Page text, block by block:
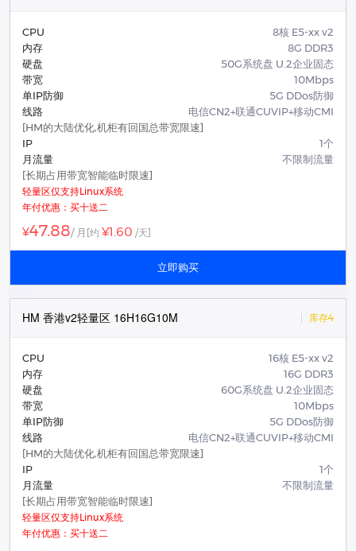
CPU
8核 E5-xx v2
内存
8G DDR3
硬盘
50G系统盘 U.2企业固态
带宽
10Mbps
单IP防御
5G DDos防御
线路
电信CN2+联通CUVIP+移动CMI
[HM的大陆优化,机柜有回国总带宽限速]
IP
1个
月流量
不限制流量
[长期占用带宽智能临时限速]
轻量区仅支持Linux系统
年付优惠：买十送二
¥47.88/ 月 [约 ¥1.60 /天]
立即购买
HM 香港v2轻量区 16H16G10M 库存4
CPU
16核 E5-xx v2
内存
16G DDR3
硬盘
60G系统盘 U.2企业固态
带宽
10Mbps
单IP防御
5G DDos防御
线路
电信CN2+联通CUVIP+移动CMI
[HM的大陆优化,机柜有回国总带宽限速]
IP
1个
月流量
不限制流量
[长期占用带宽智能临时限速]
轻量区仅支持Linux系统
年付优惠：买十送二